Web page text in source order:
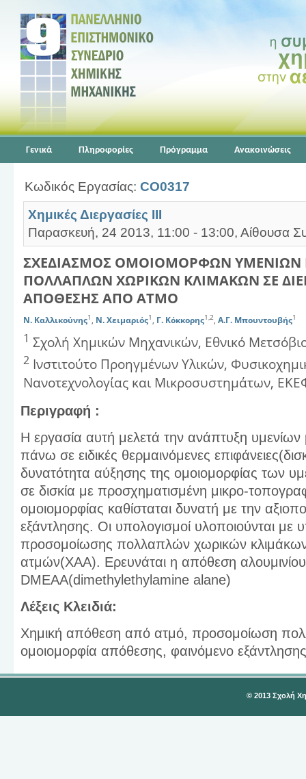
Γενικά Πληροφορίες Πρόγραμμα Ανακοινώσεις
Κωδικός Εργασίας: CO0317
Χημικές Διεργασίες ΙΙΙ
Παρασκευή, 24 2013, 11:00 - 13:00, Αίθουσα
ΣΧΕΔΙΑΣΜΟΣ ΟΜΟΙΟΜΟΡΦΩΝ
ΠΟΛΛΑΠΛΩΝ ΧΩΡΙΚΩΝ ΚΛΙΜΑΚΩΝ ΣΕ
ΑΠΟΘΕΣΗΣ ΑΠΟ ΑΤΜΟ
Ν. Καλλικούνης1 , Ν. Χειμαριός1 , Γ. Κόκκορης1,2, Α.Γ. Μπουντουβής1
1 Σχολή Χημικών Μηχανικών, Εθνικό
2 Ινστιτούτο Προηγμένων Υλικών,
Νανοτεχνολογίας και Μικροσυστημάτων,
Περιγραφή :
Η εργασία αυτή μελετά την ανάπτυξη
πάνω σε ειδικές θερμαινόμενες
δυνατότητα αύξησης της ομοιομορφίας των
σε δισκία με προσχηματισμένη μικρο-
ομοιομορφίας καθίσταται δυνατή με την
εξάντλησης. Οι υπολογισμοί υλοποιούνται με
προσομοίωσης πολλαπλών χωρικών
ατμών(ΧΑΑ). Ερευνάται η απόθεση
DMEAA(dimethylethylamine alane)
Λέξεις Κλειδιά:
Χημική απόθεση από ατμό, προσομοίωση
ομοιομορφία απόθεσης, φαινόμενο εξάντλησης
© 2013 Σχολή